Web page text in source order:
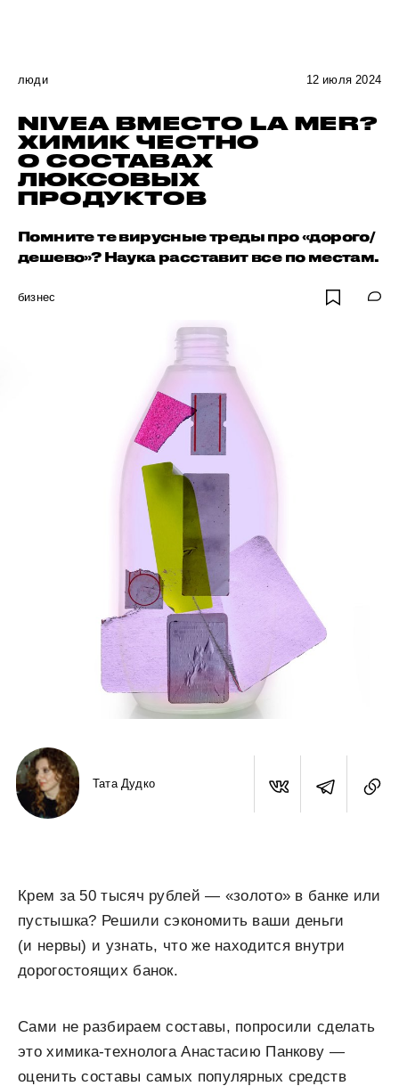
люди 12 июля 2024
NIVEA ВМЕСТО LA MER?
ХИМИК ЧЕСТНО
О СОСТАВАХ
ЛЮКСОВЫХ
ПРОДУКТОВ
Помните те вирусные треды про «дорого/
дешево»? Наука расставит все по местам.
бизнес
Тата Дудко
Крем за 50 тысяч рублей — «золото» в банке или
пустышка? Решили сэкономить ваши деньги
(и нервы) и узнать, что же находится внутри
дорогостоящих банок.
Сами не разбираем составы, попросили сделать
это химика-технолога Анастасию Панкову —
оценить составы самых популярных средств